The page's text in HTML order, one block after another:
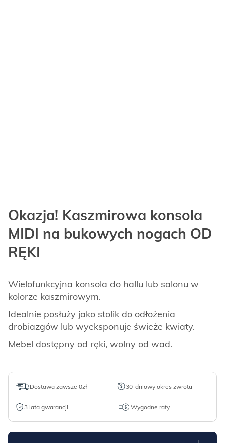
Okazja! Kaszmirowa konsola
MIDI na bukowych nogach OD
RĘKI
Wielofunkcyjna konsola do hallu lub salonu w
kolorze kaszmirowym.
Idealnie posłuży jako stolik do odłożenia
drobiazgów lub wyeksponuje świeże kwiaty.
Mebel dostępny od ręki, wolny od wad.
Dostawa zawsze 0zł 30-dniowy okres zwrotu
3 lata gwarancji Wygodne raty